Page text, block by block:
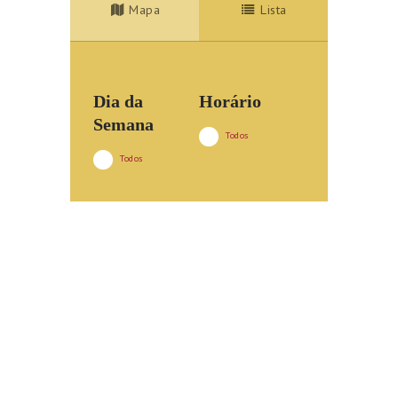
Mapa Lista
Dia da
Semana
Todos
Horário
Todos